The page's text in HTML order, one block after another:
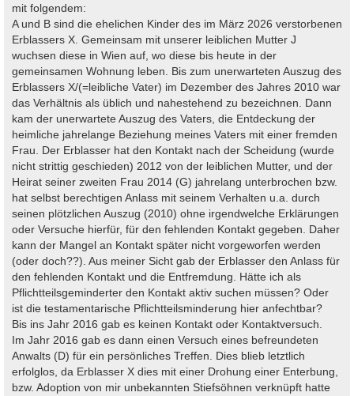
mit folgendem:
A und B sind die ehelichen Kinder des im März 2026 verstorbenen
Erblassers X. Gemeinsam mit unserer leiblichen Mutter J
wuchsen diese in Wien auf, wo diese bis heute in der
gemeinsamen Wohnung leben. Bis zum unerwarteten Auszug des
Erblassers X/(=leibliche Vater) im Dezember des Jahres 2010 war
das Verhältnis als üblich und nahestehend zu bezeichnen. Dann
kam der unerwartete Auszug des Vaters, die Entdeckung der
heimliche jahrelange Beziehung meines Vaters mit einer fremden
Frau. Der Erblasser hat den Kontakt nach der Scheidung (wurde
nicht strittig geschieden) 2012 von der leiblichen Mutter, und der
Heirat seiner zweiten Frau 2014 (G) jahrelang unterbrochen bzw.
hat selbst berechtigen Anlass mit seinem Verhalten u.a. durch
seinen plötzlichen Auszug (2010) ohne irgendwelche Erklärungen
oder Versuche hierfür, für den fehlenden Kontakt gegeben. Daher
kann der Mangel an Kontakt später nicht vorgeworfen werden
(oder doch??). Aus meiner Sicht gab der Erblasser den Anlass für
den fehlenden Kontakt und die Entfremdung. Hätte ich als
Pflichtteilsgeminderter den Kontakt aktiv suchen müssen? Oder
ist die testamentarische Pflichtteilsminderung hier anfechtbar?
Bis ins Jahr 2016 gab es keinen Kontakt oder Kontaktversuch.
Im Jahr 2016 gab es dann einen Versuch eines befreundeten
Anwalts (D) für ein persönliches Treffen. Dies blieb letztlich
erfolglos, da Erblasser X dies mit einer Drohung einer Enterbung,
bzw. Adoption von mir unbekannten Stiefsöhnen verknüpft hatte